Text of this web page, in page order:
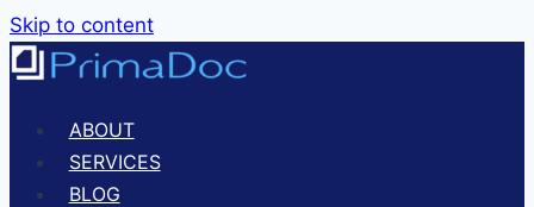
Skip to content
ABOUT
SERVICES
BLOG